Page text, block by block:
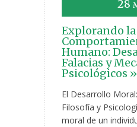
28
Explorando la
Humano:
Falacias y
Psicológicos »
El Desarrollo
Filosofía y
moral de un